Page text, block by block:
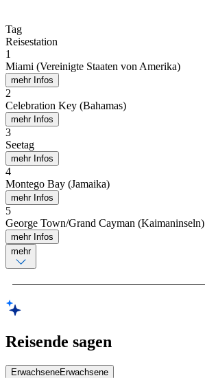
Tag
Reisestation
1
Miami (Vereinigte Staaten von Amerika)
mehr Infos
2
Celebration Key (Bahamas)
mehr Infos
3
Seetag
mehr Infos
4
Montego Bay (Jamaika)
mehr Infos
5
George Town/Grand Cayman (Kaimaninseln)
mehr Infos
mehr
Reisende sagen
ErwachseneErwachsene